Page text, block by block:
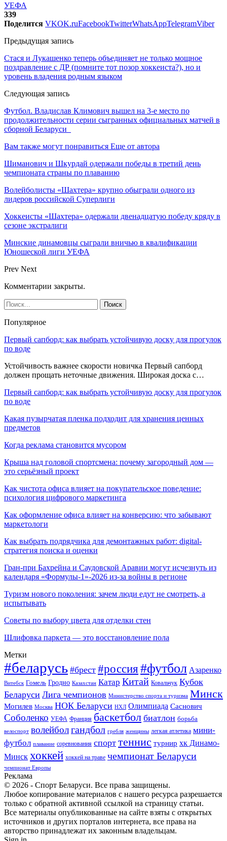
УЕФА
339
Поделится VKOK.ruFacebookTwitterWhatsAppTelegramViber
Предыдущая запись
Стася и Лукашенко теперь объединяет не только мощное
поздравление с ДР (помните тот позор хоккеиста?), но и
уровень владения родным языком
Следующая запись
Футбол. Владислав Климович вышел на 3-е место по
продолжительности серии сыгранных официальных матчей в
сборной Беларуси
Вам также могут понравиться Еще от автора
Шиманович и Шкурдай одержали победы в третий день
чемпионата страны по плаванию
Волейболисты «Шахтера» крупно обыграли одного из
лидеров российской Суперлиги
Хоккеисты «Шахтера» одержали двенадцатую победу кряду в
сезоне экстралиги
Минские динамовцы сыграли вничью в квалификации
Юношеской лиги УЕФА
Prev Next
Комментарии закрыты.
Популярное
Первый сапборд: как выбрать устойчивую доску для прогулок
по воде
Устойчивость важнее скорости новичка Первый сапборд
должен прощать неточные движения. Широкая доска с…
Первый сапборд: как выбрать устойчивую доску для прогулок
по воде
Какая пузырчатая пленка подходит для хранения ценных
предметов
Когда реклама становится мусором
Крыша над головой спортсмена: почему загородный дом —
это серьёзный проект
Как чистота офиса влияет на покупательское поведение:
психология цифрового маркетинга
Как оформление офиса влияет на конверсию: что забывают
маркетологи
Как выбрать подрядчика для демонтажных работ: digital-
стратегия поиска и оценки
Гран-при Бахрейна и Саудовской Аравии могут исчезнуть из
календаря «Формулы-1»-2026 из-за войны в регионе
Туризм нового поколения: зачем люди едут не смотреть, а
испытывать
Советы по выбору цвета для отделки стен
Шлифовка паркета — это восстановление пола
Метки
#беларусь #брест #россия#футбол Азаренко
Витебск Гомель Гродно Казахстан Катар Китай Ковальчук Кубок
Беларуси Лига чемпионов Министерство спорта и туризма Минск
Могилев Москва НОК Беларуси НХЛ Олимпиада Саснович
Соболенко УЕФА Франция баскетбол биатлон борьба
велоспорт волейболгандбол гребля женщины легкая атлетика мини-
футбол плавание соревнования спорт теннис турнир хк Динамо-
Минск хоккей хоккей на траве чемпионат Беларуси
чемпионат Европы
Реклама
© 2026 - Спорт Беларуси. Все права защищены.
Любое копирование материалов с нашего ресурса разрешается
только с обратной активной ссылкой на страницу статьи.
Все материалы опубликованные на сайте взяты с открытых
источников и других порталов интернета, все права на
авторство принадлежат их законным владельцам.